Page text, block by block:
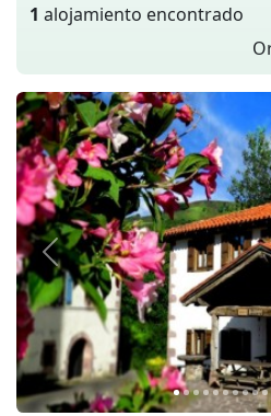
1 alojamiento encontrado
Anterior